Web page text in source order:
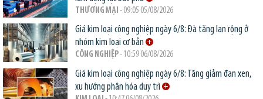
THƯƠNG MẠI - 09:05 05/08/2026
Giá kim loại công nghiệp ngày 6/8: Đà tăng lan rộng ở
nhóm kim loại cơ bản
CÔNG NGHIỆP- 10:59 06/08/2026
Giá kim loại công nghiệp ngày 6/8: Tăng giảm đan xen,
xu hướng phân hóa duy trì